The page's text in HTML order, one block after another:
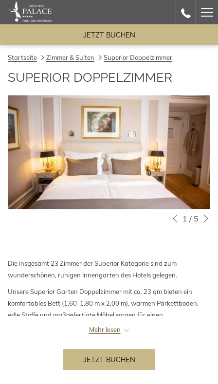
JETZT BUCHEN
Startseite Zimmer & Suiten Superior Doppelzimmer
SUPERIOR DOPPELZIMMER
Diashow-
Durch
folgenden
Links
Vorherige
1 / 5
Die insgesamt 23 Zimmer der Superior Kategorie sind zum
wunderschönen, ruhigen Innengarten des Hotels gelegen.
Unsere Superior Garten Doppelzimmer mit ca. 23 qm bieten ein
komfortables Bett (1,60-1,80 m x 2,00 m), warmen Parkettboden,
edle Stoffe und maßgefertigte Möbel sorgen für einen
unvergesslichen Aufenthalt. Einige Zimmer verfügen über einen
Mehr lesen
JETZT BUCHEN